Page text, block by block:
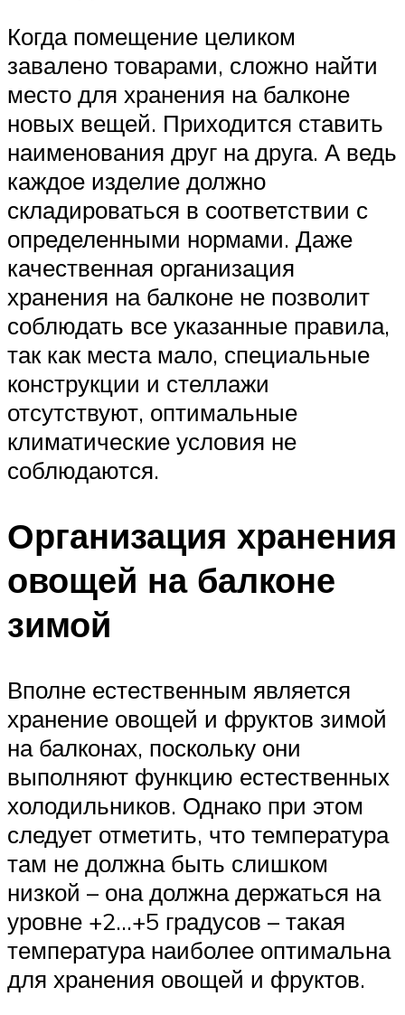
Когда помещение целиком
завалено товарами, сложно найти
место для хранения на балконе
новых вещей. Приходится ставить
наименования друг на друга. А ведь
каждое изделие должно
складироваться в соответствии с
определенными нормами. Даже
качественная организация
хранения на балконе не позволит
соблюдать все указанные правила,
так как места мало, специальные
конструкции и стеллажи
отсутствуют, оптимальные
климатические условия не
соблюдаются.
Организация хранения
овощей на балконе
зимой
Вполне естественным является
хранение овощей и фруктов зимой
на балконах, поскольку они
выполняют функцию естественных
холодильников. Однако при этом
следует отметить, что температура
там не должна быть слишком
низкой – она должна держаться на
уровне +2…+5 градусов – такая
температура наиболее оптимальна
для хранения овощей и фруктов.